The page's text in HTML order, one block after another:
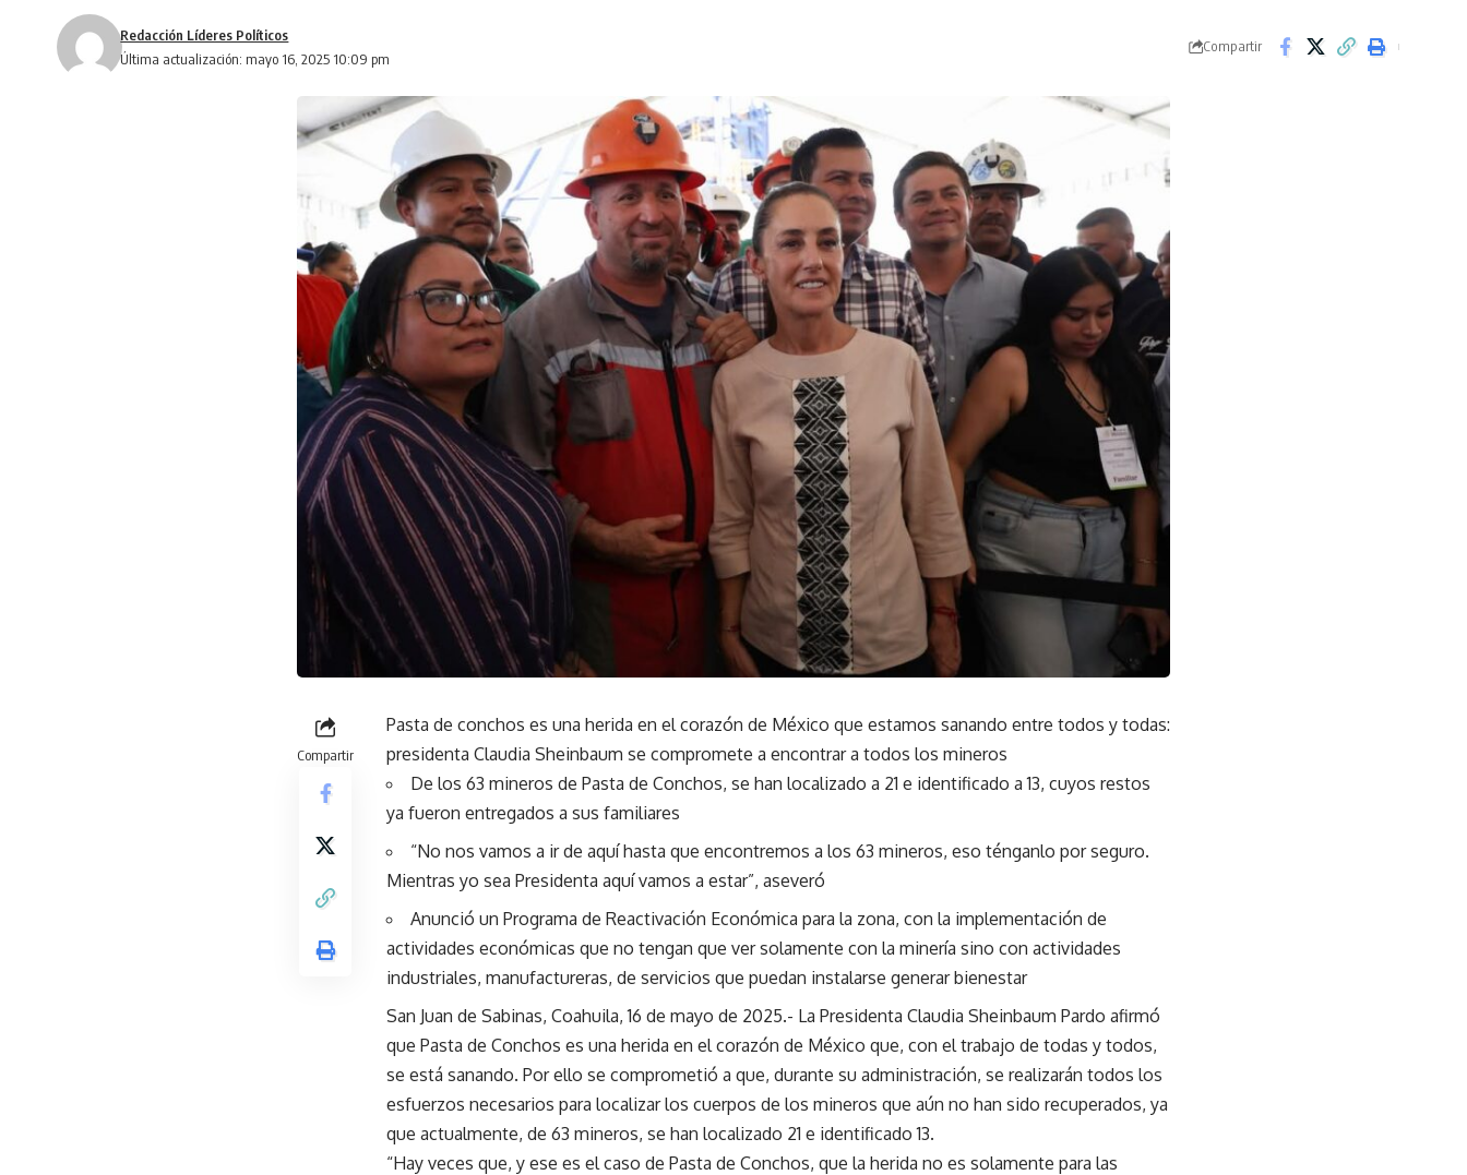
Última actualización: mayo 16, 2025 10:09 pm
Redacción Líderes Políticos
Compartir
Compartir
Pasta de conchos es una herida en el corazón de México que estamos sanando entre todos y todas:
presidenta Claudia Sheinbaum se compromete a encontrar a todos los mineros
De los 63 mineros de Pasta de Conchos, se han localizado a 21 e identificado a 13, cuyos restos
ya fueron entregados a sus familiares
“No nos vamos a ir de aquí hasta que encontremos a los 63 mineros, eso ténganlo por seguro.
Mientras yo sea Presidenta aquí vamos a estar”, aseveró
Anunció un Programa de Reactivación Económica para la zona, con la implementación de
actividades económicas que no tengan que ver solamente con la minería sino con actividades
industriales, manufactureras, de servicios que puedan instalarse generar bienestar
San Juan de Sabinas, Coahuila, 16 de mayo de 2025.- La Presidenta Claudia Sheinbaum Pardo afirmó
que Pasta de Conchos es una herida en el corazón de México que, con el trabajo de todas y todos,
se está sanando. Por ello se comprometió a que, durante su administración, se realizarán todos los
esfuerzos necesarios para localizar los cuerpos de los mineros que aún no han sido recuperados, ya
que actualmente, de 63 mineros, se han localizado 21 e identificado 13.
“Hay veces que, y ese es el caso de Pasta de Conchos, que la herida no es solamente para las